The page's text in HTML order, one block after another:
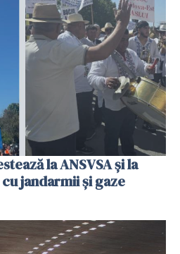
la ANSVSA și la
jandarmii și gaze